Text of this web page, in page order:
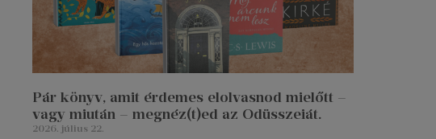
Pár könyv, amit érdemes elolvasnod mielőtt –
vagy miután – megnéz(t)ed az Odüsszeiát.
2026. július 22.